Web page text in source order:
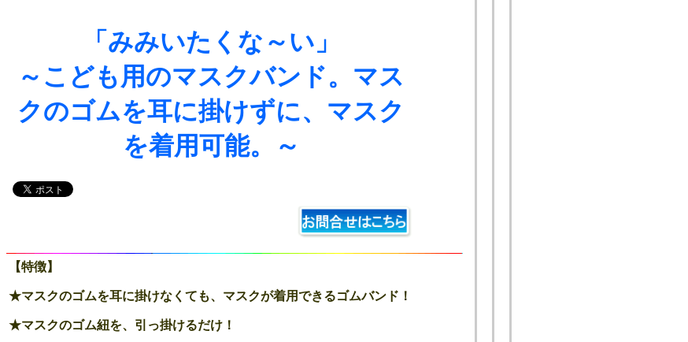
「みみいたくな～い」
～こども用のマスクバンド。マス
クのゴムを耳に掛けずに、マスク
を着用可能。～
【特徴】
★マスクのゴムを耳に掛けなくても、マスクが着用できるゴムバンド！
★マスクのゴム紐を、引っ掛けるだけ！